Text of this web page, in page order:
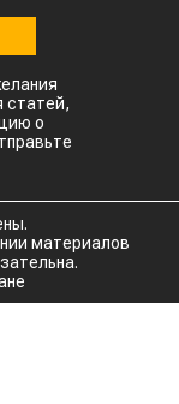
статей,
о
материалов